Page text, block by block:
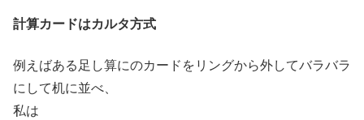
計算カードはカルタ方式
例えばある足し算にのカードをリングから外してバラバラ
にして机に並べ、
私は